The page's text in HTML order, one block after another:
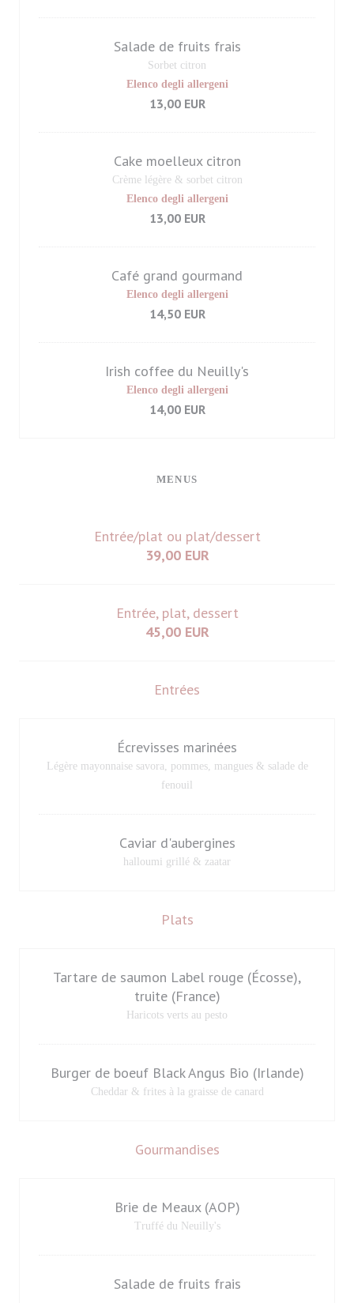
Salade de fruits frais
Sorbet citron
Elenco degli allergeni
13,00 EUR
Cake moelleux citron
Crème légère & sorbet citron
Elenco degli allergeni
13,00 EUR
Café grand gourmand
Elenco degli allergeni
14,50 EUR
Irish coffee du Neuilly's
Elenco degli allergeni
14,00 EUR
MENUS
Entrée/plat ou plat/dessert
39,00 EUR
Entrée, plat, dessert
45,00 EUR
Entrées
Écrevisses marinées
Légère mayonnaise savora, pommes, mangues & salade de
fenouil
Caviar d'aubergines
halloumi grillé & zaatar
Plats
Tartare de saumon Label rouge (Écosse),
truite (France)
Haricots verts au pesto
Burger de boeuf Black Angus Bio (Irlande)
Cheddar & frites à la graisse de canard
Gourmandises
Brie de Meaux (AOP)
Truffé du Neuilly's
Salade de fruits frais